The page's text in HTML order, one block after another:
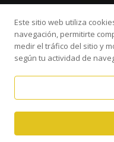
Copyright © 2024
AVISO LEGAL
Este sitio web utiliza
navegación, permitirte
medir el tráfico del sitio y
según tu actividad de